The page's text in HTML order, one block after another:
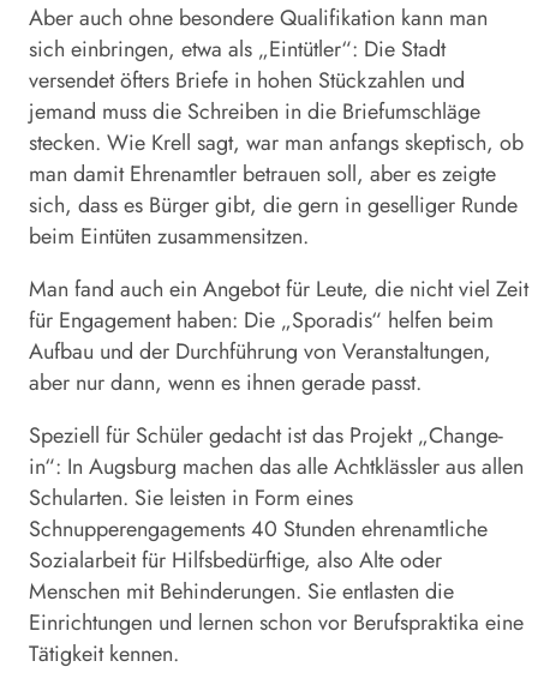
Aber auch ohne besondere Qualifikation kann man
sich einbringen, etwa als „Eintütler“: Die Stadt
versendet öfters Briefe in hohen Stückzahlen und
jemand muss die Schreiben in die Briefumschläge
stecken. Wie Krell sagt, war man anfangs skeptisch, ob
man damit Ehrenamtler betrauen soll, aber es zeigte
sich, dass es Bürger gibt, die gern in geselliger Runde
beim Eintüten zusammensitzen.
Man fand auch ein Angebot für Leute, die nicht viel Zeit
für Engagement haben: Die „Sporadis“ helfen beim
Aufbau und der Durchführung von Veranstaltungen,
aber nur dann, wenn es ihnen gerade passt.
Speziell für Schüler gedacht ist das Projekt „Change-
in“: In Augsburg machen das alle Achtklässler aus allen
Schularten. Sie leisten in Form eines
Schnupperengagements 40 Stunden ehrenamtliche
Sozialarbeit für Hilfsbedürftige, also Alte oder
Menschen mit Behinderungen. Sie entlasten die
Einrichtungen und lernen schon vor Berufspraktika eine
Tätigkeit kennen.